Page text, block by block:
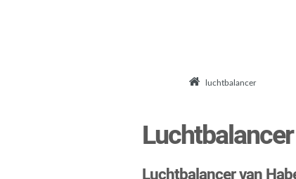
luchtbalancer
Luchtbalancer
Luchtbalancer van